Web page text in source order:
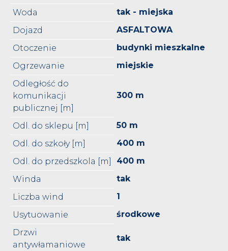
Woda
tak - miejska
Dojazd
ASFALTOWA
Otoczenie
budynki mieszkalne
Ogrzewanie
miejskie
Odległość do
komunikacji
publicznej [m]
300 m
Odl. do sklepu [m]
50 m
Odl. do szkoły [m]
400 m
Odl. do przedszkola [m]
400 m
Winda
tak
Liczba wind
1
Usytuowanie
środkowe
Drzwi
antywłamaniowe
tak